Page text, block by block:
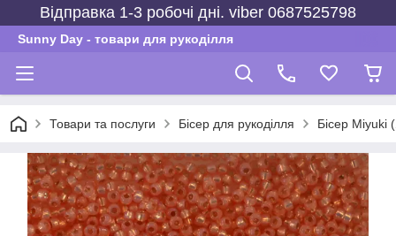
Відправка 1-3 робочі дні. viber 0687525798
Sunny Day - товари для рукоділля
Товари та послуги Бісер для рукоділля Бісер Miyuki